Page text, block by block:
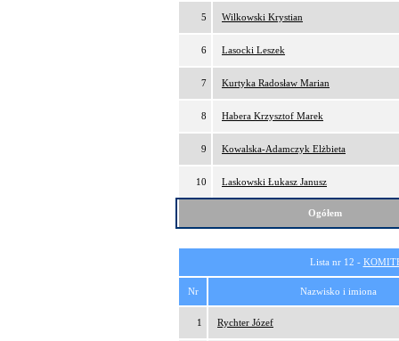
5 Wilkowski Krystian
6 Lasocki Leszek
7 Kurtyka Radosław Marian
8 Habera Krzysztof Marek
9 Kowalska-Adamczyk Elżbieta
10 Laskowski Łukasz Janusz
Ogółem
Lista nr 12 -
Nr Nazwisko i imiona
1 Rychter Józef